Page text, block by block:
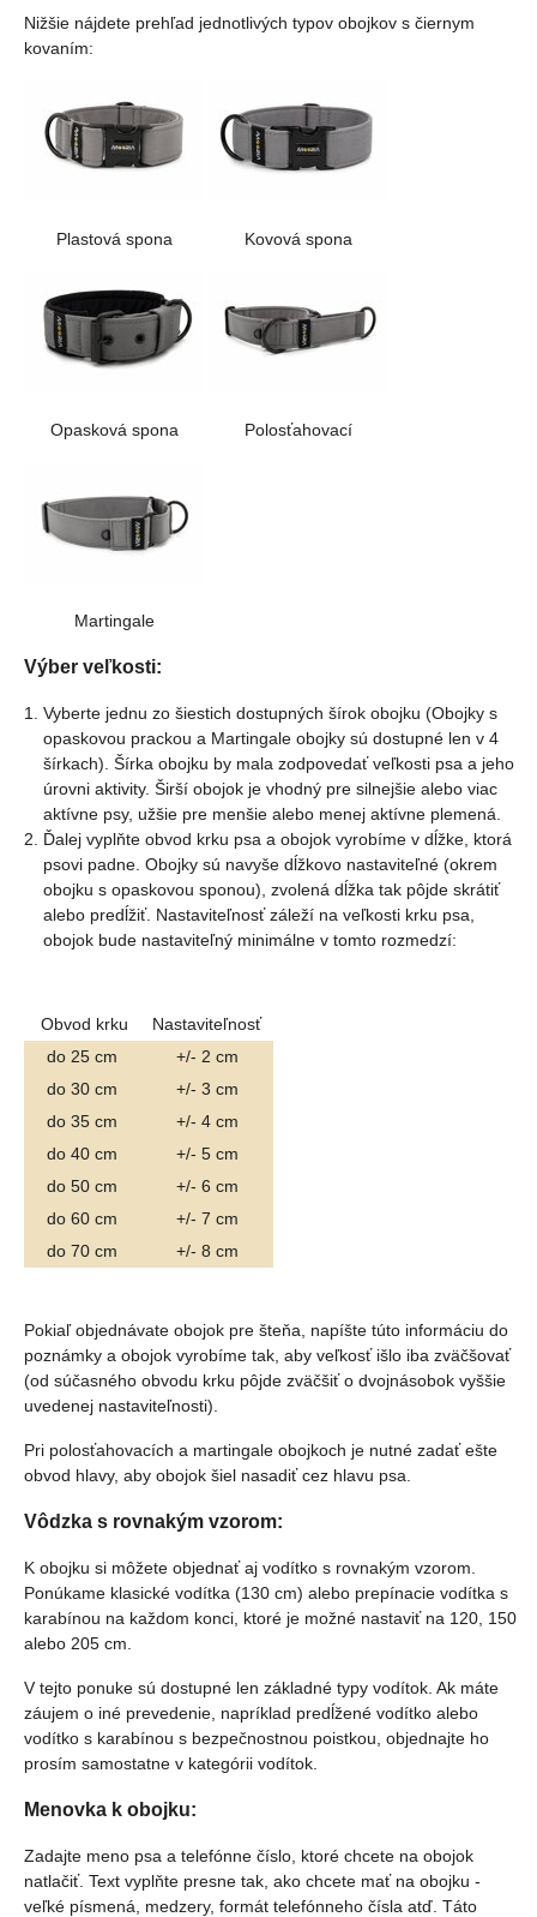
Nižšie nájdete prehľad jednotlivých typov obojkov s čiernym
kovaním:
Plastová spona Kovová spona
Opasková spona Polosťahovací
Martingale
Výber veľkosti:
Vyberte jednu zo šiestich dostupných šírok obojku (Obojky s
opaskovou prackou a Martingale obojky sú dostupné len v 4
šírkach). Šírka obojku by mala zodpovedať veľkosti psa a jeho
úrovni aktivity. Širší obojok je vhodný pre silnejšie alebo viac
aktívne psy, užšie pre menšie alebo menej aktívne plemená.
Ďalej vyplňte obvod krku psa a obojok vyrobíme v dĺžke, ktorá
psovi padne. Obojky sú navyše dĺžkovo nastaviteľné (okrem
obojku s opaskovou sponou), zvolená dĺžka tak pôjde skrátiť
alebo predĺžiť. Nastaviteľnosť záleží na veľkosti krku psa,
obojok bude nastaviteľný minimálne v tomto rozmedzí:
Obvod krku
Nastaviteľnosť
do 25 cm
+/- 2 cm
do 30 cm
+/- 3 cm
do 35 cm
+/- 4 cm
do 40 cm
+/- 5 cm
do 50 cm
+/- 6 cm
do 60 cm
+/- 7 cm
do 70 cm
+/- 8 cm
Pokiaľ objednávate obojok pre šteňa, napíšte túto informáciu do
poznámky a obojok vyrobíme tak, aby veľkosť išlo iba zväčšovať
(od súčasného obvodu krku pôjde zväčšiť o dvojnásobok vyššie
uvedenej nastaviteľnosti).
Pri polosťahovacích a martingale obojkoch je nutné zadať ešte
obvod hlavy, aby obojok šiel nasadiť cez hlavu psa.
Vôdzka s rovnakým vzorom:
K obojku si môžete objednať aj vodítko s rovnakým vzorom.
Ponúkame klasické vodítka (130 cm) alebo prepínacie vodítka s
karabínou na každom konci, ktoré je možné nastaviť na 120, 150
alebo 205 cm.
V tejto ponuke sú dostupné len základné typy vodítok. Ak máte
záujem o iné prevedenie, napríklad predĺžené vodítko alebo
vodítko s karabínou s bezpečnostnou poistkou, objednajte ho
prosím samostatne v kategórii vodítok.
Menovka k obojku:
Zadajte meno psa a telefónne číslo, ktoré chcete na obojok
natlačiť. Text vyplňte presne tak, ako chcete mať na obojku -
veľké písmená, medzery, formát telefónneho čísla atď. Táto